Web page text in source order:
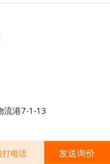
流港7-1-13
0评
打电话 发送询价